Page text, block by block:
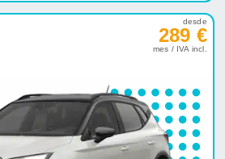
desde
289 €
mes / IVA incl.